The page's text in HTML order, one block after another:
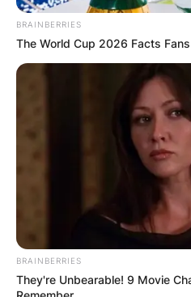
BRAINBERRIES
The World Cup 2026 Facts
BRAINBERRIES
They're Unbearable! 9 Movie